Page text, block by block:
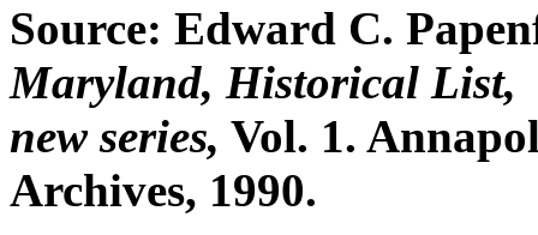
Source: Edward C.
Maryland, Historical List,
new series, Vol. 1.
Archives, 1990.